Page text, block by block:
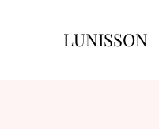
LUNISSON